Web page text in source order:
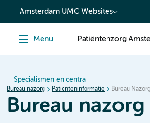
content
Amsterdam UMC Websites
Menu Patiëntenzorg
Specialismen en centra
Bureau nazorg Patiënteninformatie Bureau
Bureau nazorg